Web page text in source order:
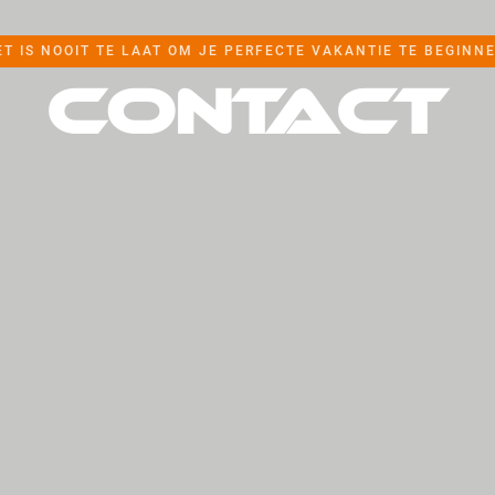
IS NOOIT TE LAAT OM JE PERFECTE VAKANTIE TE
Contact